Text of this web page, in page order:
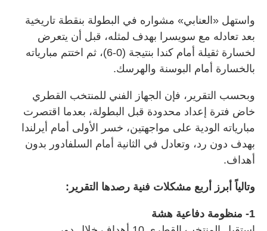
واستهل «العنابي» مشواره في البطولة بنقطة تاريخية
بعد تعادله مع سويسرا بهدف لمثله، قبل أن يتعرض
لخسارة ثقيلة أمام كندا بنتيجة (0-6)، ثم اختتم مبارياته
بالخسارة أمام البوسنة والهرسك.
وبحسب التقرير، فإن الجهاز الفني للمنتخب القطري
خاض فترة إعداد محدودة قبل البطولة، بعدما اقتصرت
مبارياته الودية على مواجهتين، خسر الأولى أمام أيرلندا
بهدف دون رد، وتعادل في الثانية أمام السلفادور بدون
أهداف.
وتالياً أبرز أربع مشكلات فنية رصدها التقرير:
1- منظومة دفاعية هشة